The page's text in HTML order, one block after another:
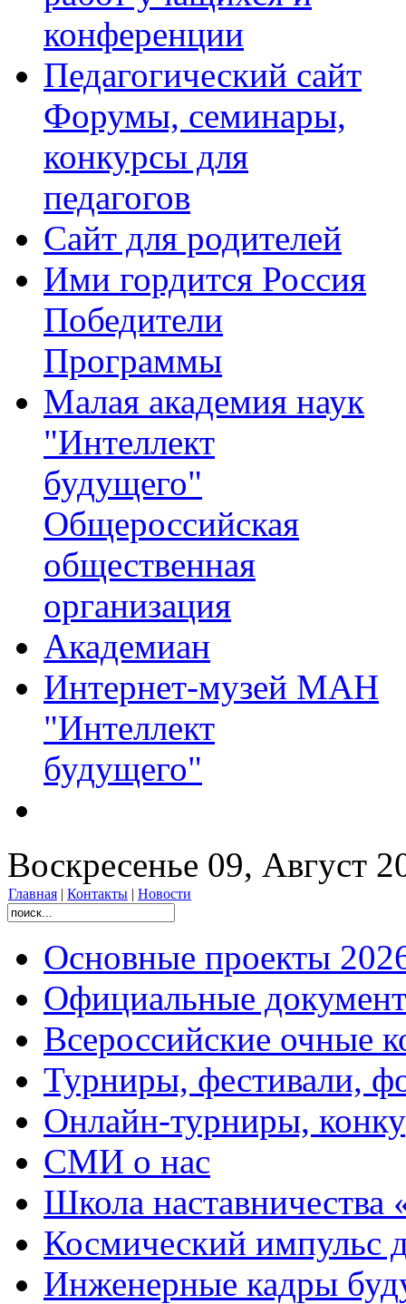
конференции
Педагогический сайт
Форумы, семинары,
конкурсы для
педагогов
Сайт для родителей
Ими гордится Россия
Победители
Программы
Малая академия наук
"Интеллект
будущего"
Общероссийская
общественная
организация
Академиан
Интернет-музей МАН
"Интеллект
будущего"
Воскресенье 09, Август
Главная | Контакты | Новости
Основные проекты
Официальные
Всероссийские очные
Турниры, фестивали,
Онлайн-турниры,
СМИ о нас
Школа
Космический импульс
Инженерные кадры